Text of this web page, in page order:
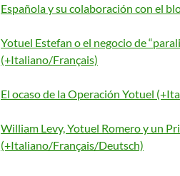
Española y su colaboración con el
Yotuel Estefan o el negocio de
(+Italiano/Français)
El ocaso de la Operación Yotuel
William Levy, Yotuel Romero y un
(+Italiano/Français/Deutsch)